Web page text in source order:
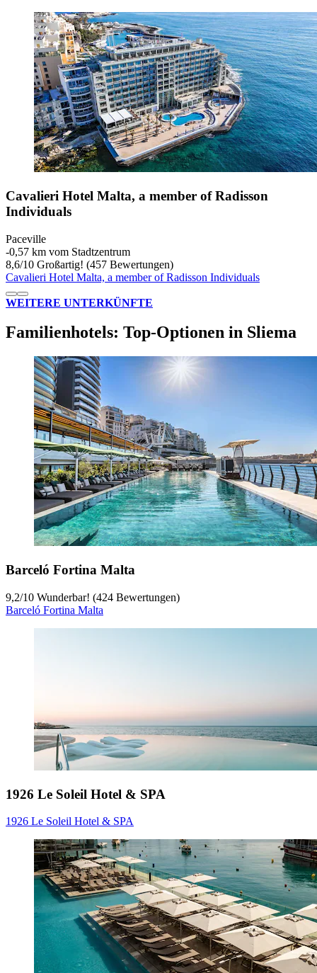
Cavalieri Hotel Malta, a member of Radisson
Individuals
Paceville
‐0,57 km vom Stadtzentrum
8,6/10 Großartig! (457 Bewertungen)
Cavalieri Hotel Malta, a member of Radisson Individuals
WEITERE UNTERKÜNFTE
Familienhotels: Top-Optionen in Sliema
Barceló Fortina Malta
9,2/10 Wunderbar! (424 Bewertungen)
Barceló Fortina Malta
1926 Le Soleil Hotel & SPA
1926 Le Soleil Hotel & SPA